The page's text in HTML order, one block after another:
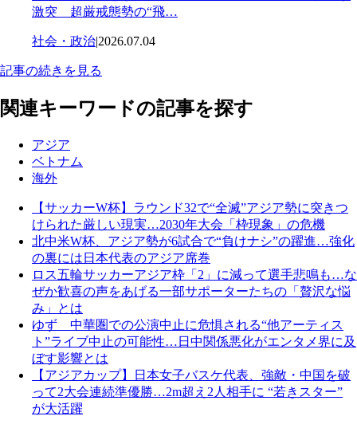
激突 超厳戒態勢の“飛…
社会・政治|2026.07.04
記事の続きを見る
関連キーワードの記事を探す
アジア
ベトナム
海外
【サッカーW杯】ラウンド32で“全滅”アジア勢に突きつ
けられた厳しい現実…2030年大会「枠現象」の危機
北中米W杯、アジア勢が6試合で“負けナシ”の躍進…強化
の裏には日本代表のアジア席巻
ロス五輪サッカーアジア枠「2」に減って選手悲鳴も…な
ぜか歓喜の声をあげる一部サポーターたちの「贅沢な悩
み」とは
ゆず 中華圏での公演中止に危惧される“他アーティス
ト”ライブ中止の可能性…日中関係悪化がエンタメ界に及
ぼす影響とは
【アジアカップ】日本女子バスケ代表、強敵・中国を破
って2大会連続準優勝…2m超え2人相手に “若きスター”
が大活躍